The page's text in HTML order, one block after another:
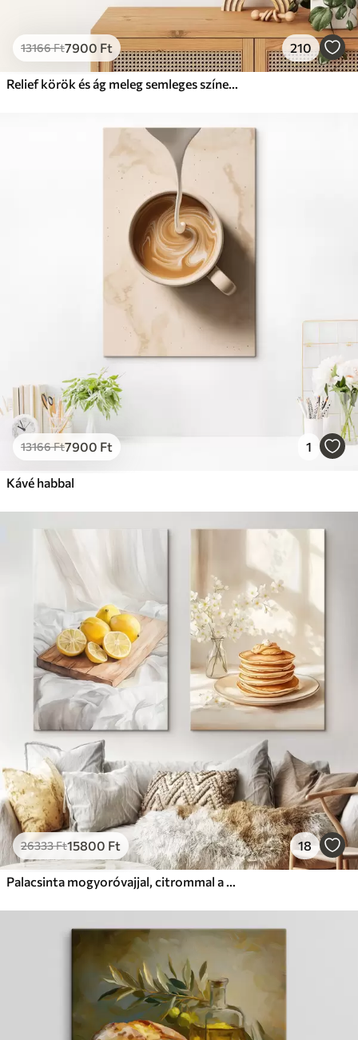
13166Ft7900 Ft 210
Relief körök és ág meleg semleges színekben
13166Ft7900 Ft 1
Kávé habbal
26333Ft15800 Ft 18
Palacsinta mogyoróvajjal, citrommal a fatáblán, akvarell stílusban